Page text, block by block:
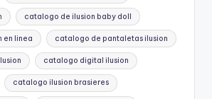
catalogo de ilusion baby doll
en linea catalogo de pantaletas ilusion
catalogo digital ilusion
catalogo ilusion brasieres